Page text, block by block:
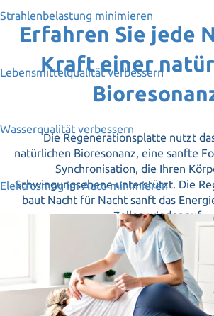
Strahlenbelastung minimieren
Lebensmittelqualität verbessern
Wasserqualität verbessern
Elektrosmog im Auto minimieren
Erfahren Sie jede
Kraft einer
Die Regenerationsplatte nutzt
natürlichen Bioresonanz, eine sanfte
Synchronisation, die Ihren
Schwingungsebene unterstützt. Die
baut Nacht für Nacht sanft das
Zellen wieder auf.
Verstehen Sie das Vitalfeld der
„Frequenzpool“, gefüllt mit den
unserer Erde. Alle Zellen Ihres
synchron mit diesen Frequenzen
volles Energie-Potenzial entfalten.